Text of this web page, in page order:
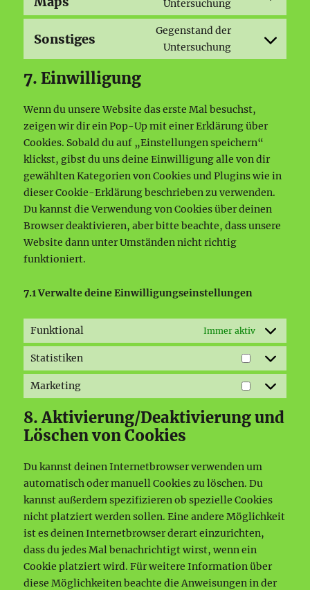
wordpress
Untersuchung
Consent
to
service
Sonstiges
Gegenstand der
Untersuchung
Consent
to
7. Einwilligung
Wenn du unsere Website das erste Mal besuchst,
zeigen wir dir ein Pop-Up mit einer Erklärung über
Cookies. Sobald du auf „Einstellungen speichern“
klickst, gibst du uns deine Einwilligung alle von dir
gewählten Kategorien von Cookies und Plugins wie in
dieser Cookie-Erklärung beschrieben zu verwenden.
Du kannst die Verwendung von Cookies über deinen
Browser deaktivieren, aber bitte beachte, dass unsere
Website dann unter Umständen nicht richtig
funktioniert.
7.1 Verwalte deine Einwilligungseinstellungen
Funktional Immer aktiv
Statistiken
Statistiken
Marketing
Marketing
8. Aktivierung/Deaktivierung und
Löschen von Cookies
Du kannst deinen Internetbrowser verwenden um
automatisch oder manuell Cookies zu löschen. Du
kannst außerdem spezifizieren ob spezielle Cookies
nicht platziert werden sollen. Eine andere Möglichkeit
ist es deinen Internetbrowser derart einzurichten,
dass du jedes Mal benachrichtigt wirst, wenn ein
Cookie platziert wird. Für weitere Information über
diese Möglichkeiten beachte die Anweisungen in der